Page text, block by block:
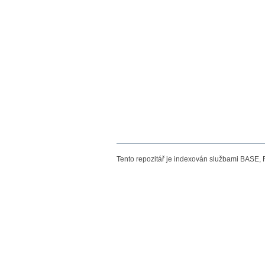
Tento repozitář je indexován službami BASE,